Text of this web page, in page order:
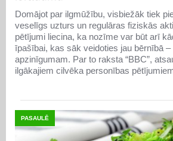
Domājot par ilgmūžību, visbiežāk tiek
veselīgs uzturs un regulāras fiziskās
pētījumi liecina, ka nozīme var būt arī
īpašībai, kas sāk veidoties jau bērnībā –
apzinīgumam. Par to raksta “BBC”,
ilgākajiem cilvēka personības
PASAULĒ